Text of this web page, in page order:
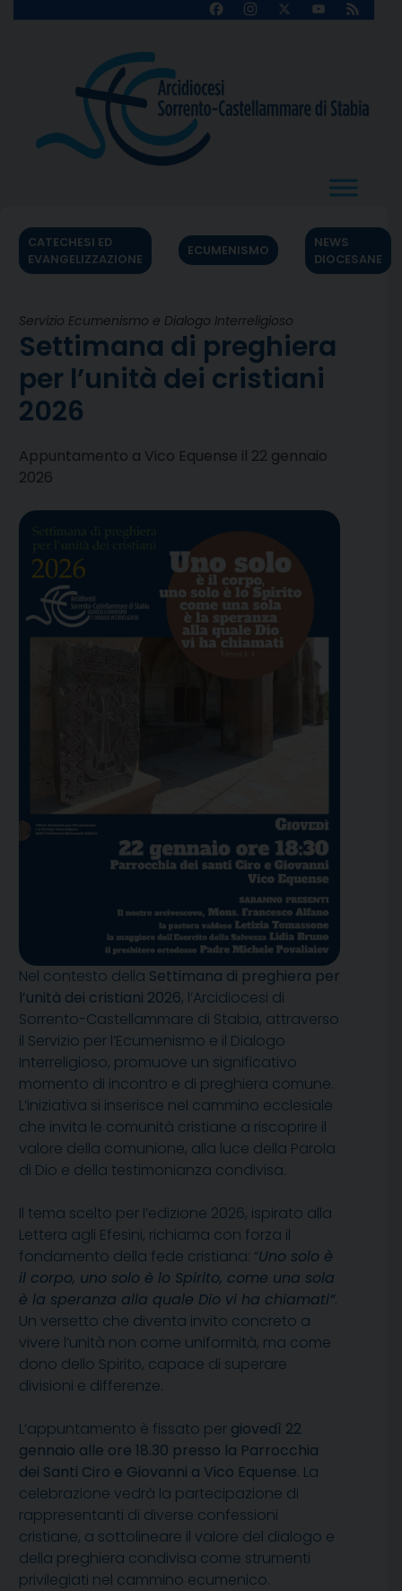
FacebookInstagram
X
YouTube
Feed
CATECHESI ED
EVANGELIZZAZIONE
ECUMENISMO
NEWS
DIOCESANE
Servizio Ecumenismo e Dialogo Interreligioso
Settimana di preghiera
per l’unità dei cristiani
2026
Appuntamento a Vico Equense il 22 gennaio
2026
Nel contesto della Settimana di preghiera per
l’unità dei cristiani 2026, l’Arcidiocesi di
Sorrento-Castellammare di Stabia, attraverso
il Servizio per l’Ecumenismo e il Dialogo
Interreligioso, promuove un significativo
momento di incontro e di preghiera comune.
L’iniziativa si inserisce nel cammino ecclesiale
che invita le comunità cristiane a riscoprire il
valore della comunione, alla luce della Parola
di Dio e della testimonianza condivisa.
Il tema scelto per l’edizione 2026, ispirato alla
Lettera agli Efesini, richiama con forza il
fondamento della fede cristiana: “Uno solo è
il corpo, uno solo è lo Spirito, come una sola
è la speranza alla quale Dio vi ha chiamati”.
Un versetto che diventa invito concreto a
vivere l’unità non come uniformità, ma come
dono dello Spirito, capace di superare
divisioni e differenze.
L’appuntamento è fissato per giovedì 22
gennaio alle ore 18.30 presso la Parrocchia
dei Santi Ciro e Giovanni a Vico Equense. La
celebrazione vedrà la partecipazione di
rappresentanti di diverse confessioni
cristiane, a sottolineare il valore del dialogo e
della preghiera condivisa come strumenti
privilegiati nel cammino ecumenico.